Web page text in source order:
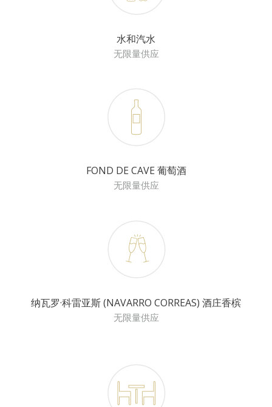
水和汽水
无限量供应
FOND DE CAVE 葡萄酒
无限量供应
纳瓦罗·科雷亚斯 (NAVARRO CORREAS) 酒庄香槟
无限量供应